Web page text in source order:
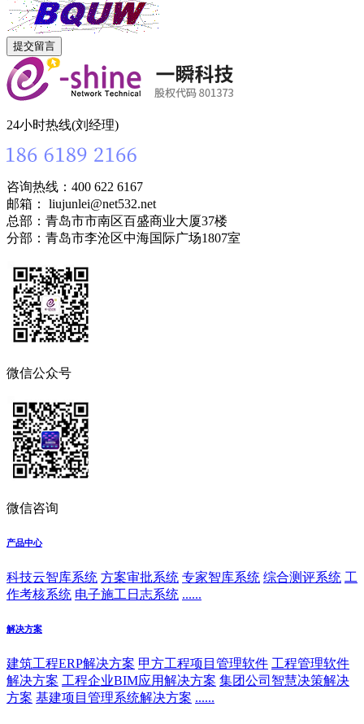
24小时热线(刘经理)
咨询热线：400 622 6167
邮箱： liujunlei@net532.net
总部：青岛市市南区百盛商业大厦37楼
分部：青岛市李沧区中海国际广场1807室
微信公众号
微信咨询
产品中心
科技云智库系统 方案审批系统 专家智库系统 综合测评系统 工
作考核系统 电子施工日志系统 ......
解决方案
建筑工程ERP解决方案 甲方工程项目管理软件 工程管理软件
解决方案 工程企业BIM应用解决方案 集团公司智慧决策解决
方案 基建项目管理系统解决方案 ......